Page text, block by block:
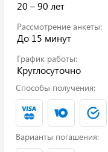
20 – 90 лет
Рассмотрение анкеты:
До 15 минут
График работы:
Круглосуточно
Способы получения:
Варианты погашения: